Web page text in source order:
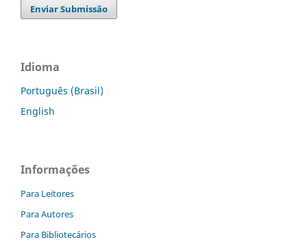
Enviar Submissão
Idioma
Português (Brasil)
English
Informações
Para Leitores
Para Autores
Para Bibliotecários